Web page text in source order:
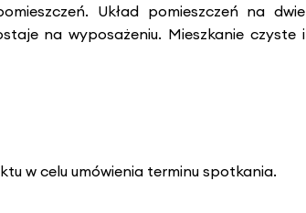
Układ pomieszczeń na dwie
na wyposażeniu. Mieszkanie czyste i
w celu umówienia terminu spotkania.